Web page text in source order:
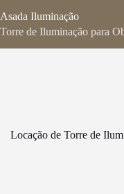
para
o
Asada Iluminação
Torre de Iluminação para
Locação de Torre de